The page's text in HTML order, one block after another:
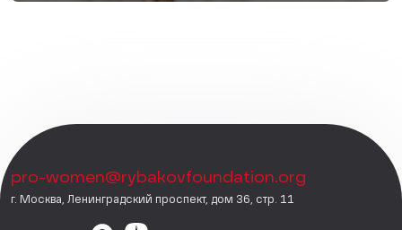
pro-women@rybakovfoundation.org
г. Москва, Ленинградский проспект, дом 36, стр. 11